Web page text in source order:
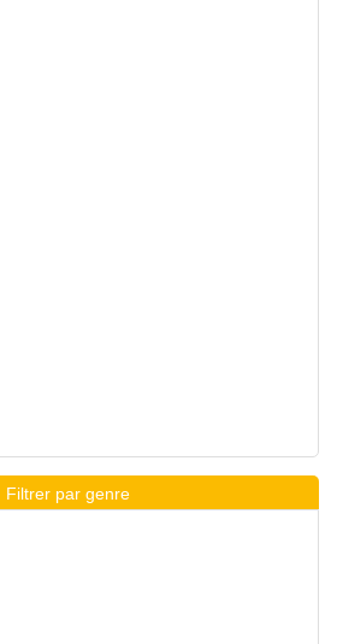
Filtrer par genre